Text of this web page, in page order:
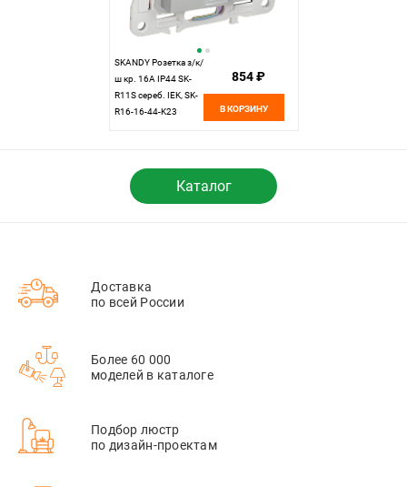
SKANDY Розетка з/к/
ш кр. 16А IP44 SK-
R11S сереб. IEK, SK-
R16-16-44-K23
854 ₽
В КОРЗИНУ
Каталог
Доставка
по всей России
Более 60 000
моделей в каталоге
Подбор люстр
по дизайн-проектам